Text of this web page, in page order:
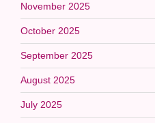
November 2025
October 2025
September 2025
August 2025
July 2025